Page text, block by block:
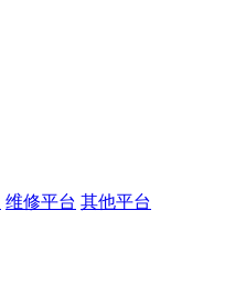
维修平台 其他平台